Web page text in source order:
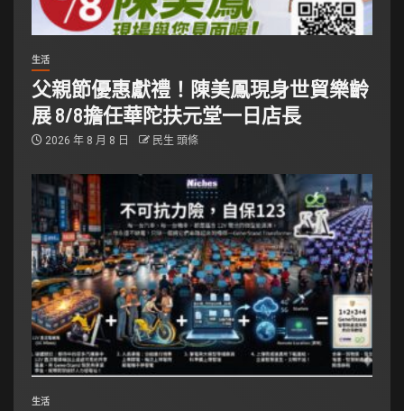
生活
父親節優惠獻禮！陳美鳳現身世貿樂齡
展 8/8擔任華陀扶元堂一日店長
2026 年 8 月 8 日 民生 頭條
生活